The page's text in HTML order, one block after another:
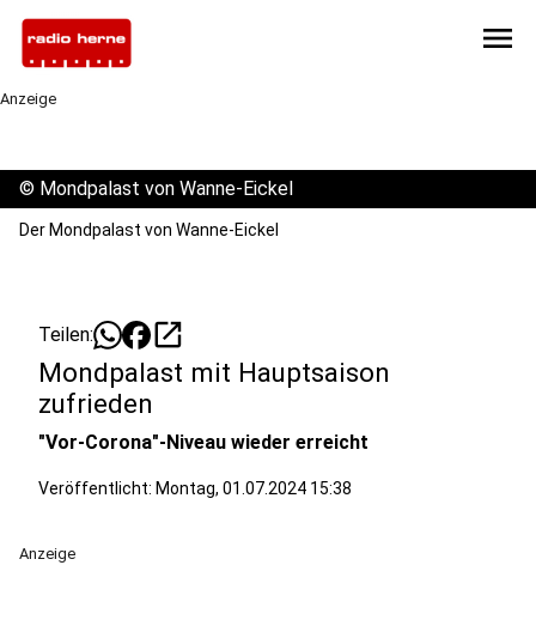
menu
Anzeige
© Mondpalast von Wanne-Eickel
Der Mondpalast von Wanne-Eickel
Teilen: open_in_new
Mondpalast mit Hauptsaison
zufrieden
"Vor-Corona"-Niveau wieder erreicht
Veröffentlicht: Montag, 01.07.2024 15:38
Anzeige